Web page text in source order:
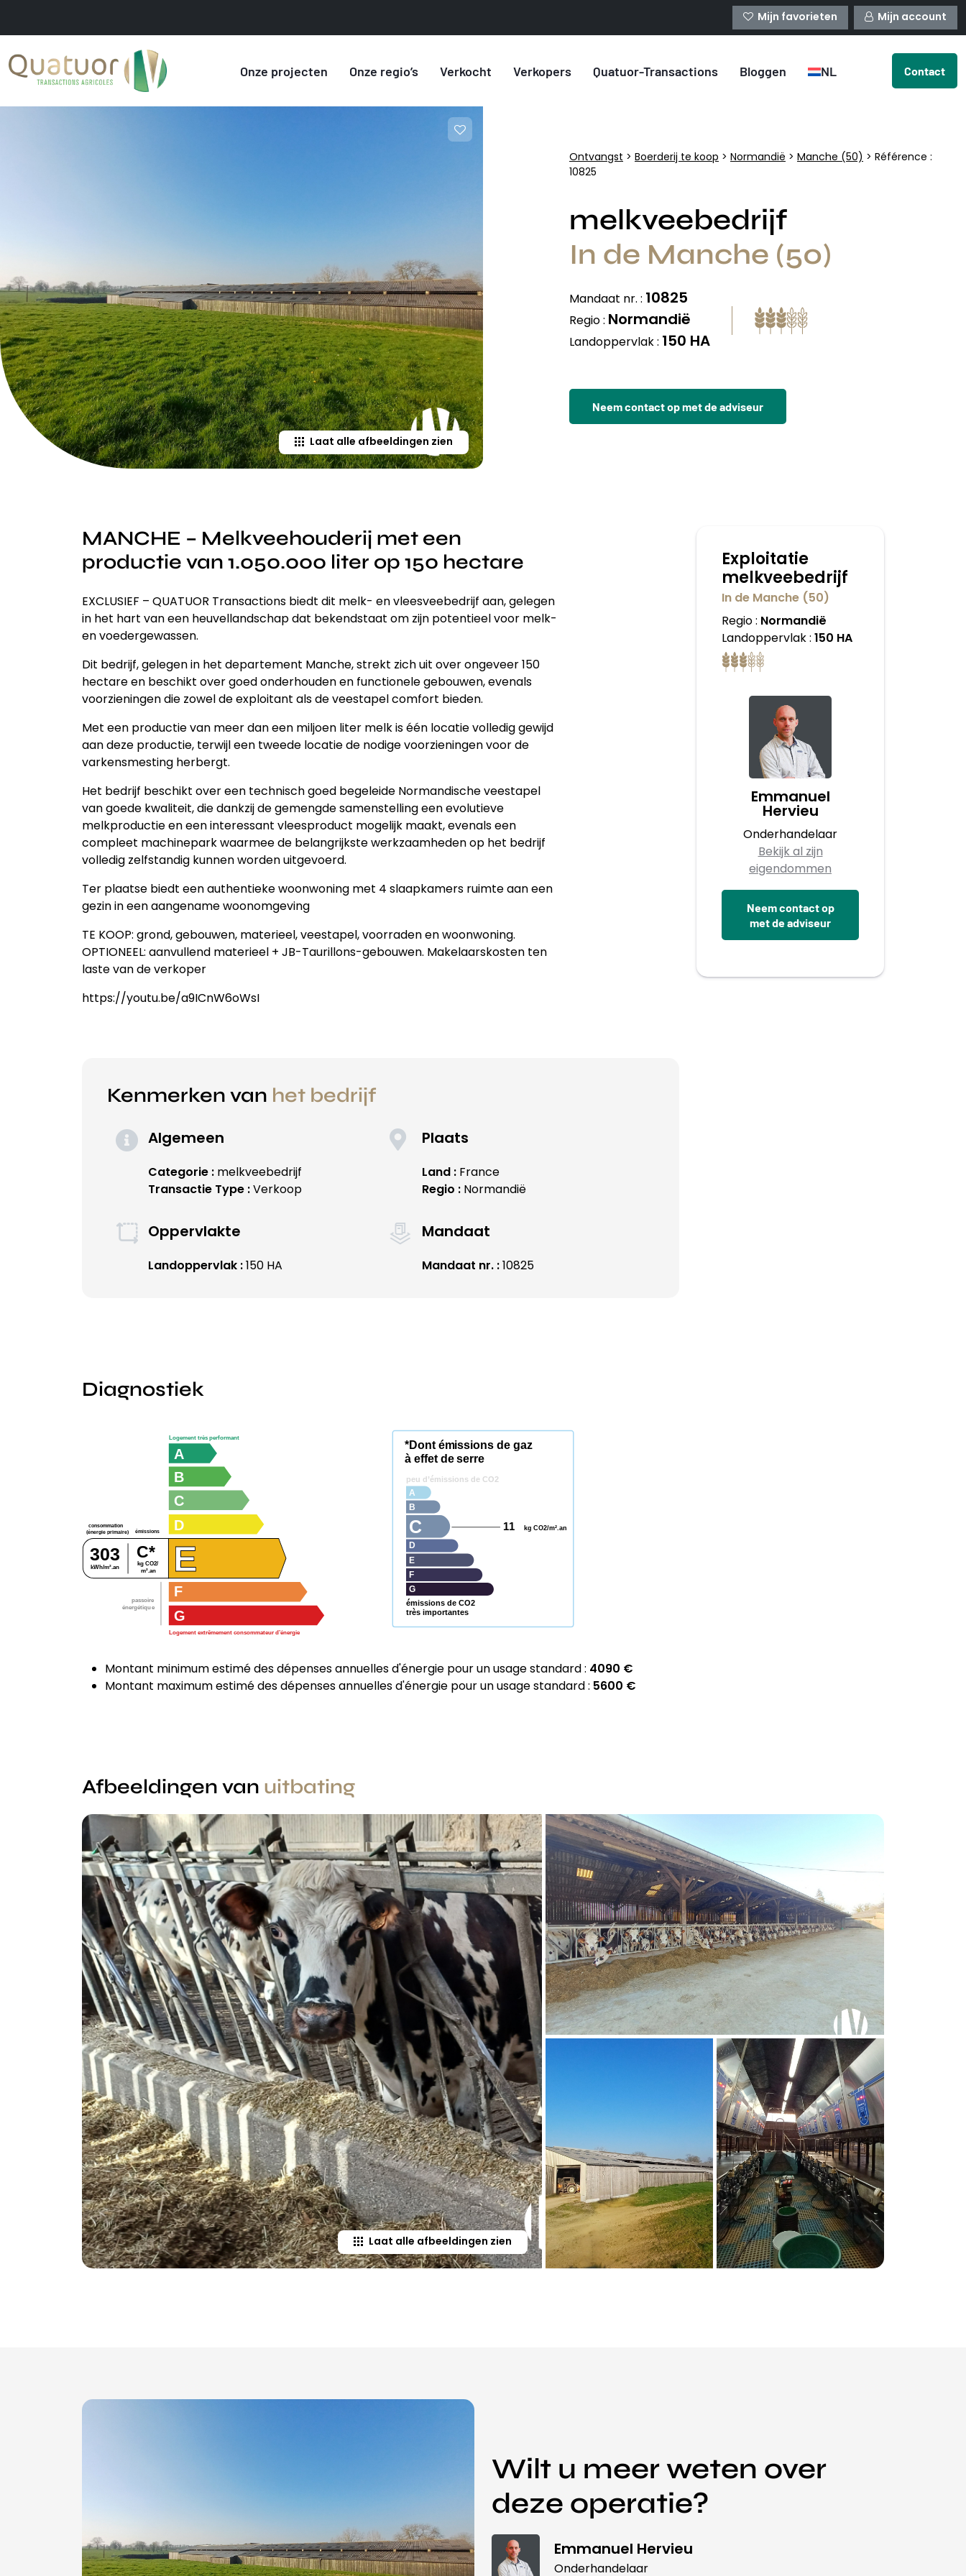
Mijn favorieten Mijn account
Onze projecten Onze regio’s Verkocht Verkopers Quatuor-Transactions Bloggen NL Contact
Laat alle afbeeldingen zien
Ontvangst > Boerderij te koop > Normandië > Manche (50) > Référence :
10825
melkveebedrijf
In de Manche (50)
Mandaat nr. : 10825
Regio : Normandië
Landoppervlak : 150 HA
Neem contact op met de adviseur
Exploitatie
melkveebedrijf
In de Manche (50)
Regio : Normandië
Landoppervlak :150 HA
Emmanuel
Hervieu
Onderhandelaar
Bekijk al zijn
eigendommen
Neem contact op
met de adviseur
MANCHE – Melkveehouderij met een
productie van 1.050.000 liter op 150 hectare
EXCLUSIEF – QUATUOR Transactions biedt dit melk- en vleesveebedrijf aan, gelegen
in het hart van een heuvellandschap dat bekendstaat om zijn potentieel voor melk-
en voedergewassen.
Dit bedrijf, gelegen in het departement Manche, strekt zich uit over ongeveer 150
hectare en beschikt over goed onderhouden en functionele gebouwen, evenals
voorzieningen die zowel de exploitant als de veestapel comfort bieden.
Met een productie van meer dan een miljoen liter melk is één locatie volledig gewijd
aan deze productie, terwijl een tweede locatie de nodige voorzieningen voor de
varkensmesting herbergt.
Het bedrijf beschikt over een technisch goed begeleide Normandische veestapel
van goede kwaliteit, die dankzij de gemengde samenstelling een evolutieve
melkproductie en een interessant vleesproduct mogelijk maakt, evenals een
compleet machinepark waarmee de belangrijkste werkzaamheden op het bedrijf
volledig zelfstandig kunnen worden uitgevoerd.
Ter plaatse biedt een authentieke woonwoning met 4 slaapkamers ruimte aan een
gezin in een aangename woonomgeving
TE KOOP: grond, gebouwen, materieel, veestapel, voorraden en woonwoning.
OPTIONEEL: aanvullend materieel + JB-Taurillons-gebouwen. Makelaarskosten ten
laste van de verkoper
https://youtu.be/a9ICnW6oWsI
Kenmerken van het bedrijf
Algemeen
Categorie :melkveebedrijf
Transactie Type :Verkoop
Oppervlakte
Landoppervlak :150 HA
Plaats
Land :France
Regio :Normandië
Mandaat
Mandaat nr. :10825
Diagnostiek
passoire
énergétique
consommation
(énergie primaire)
émissions
kg CO2/
m².an
kWh/m².an
303 C*
G
Logement extrêmement consommateur d’énergie
F
E
D
C
B
A
Logement très performant
émissions de CO2
très importantes
*Dont émissions de gaz
à effet de serre
peu d’émissions de CO2
G
F
E
D
C 11 kg CO2/m².an
B
A
Montant minimum estimé des dépenses annuelles d'énergie pour un usage standard : 4090 €
Montant maximum estimé des dépenses annuelles d'énergie pour un usage standard : 5600 €
Afbeeldingen van uitbating
Laat alle afbeeldingen zien
Wilt u meer weten over
deze operatie?
Emmanuel Hervieu
Onderhandelaar